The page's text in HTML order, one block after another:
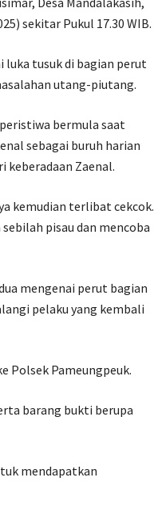
sekitar Pukul 17.30 WIB.
luka tusuk di bagian perut
utang-piutang.
bermula saat
sebagai buruh harian
keberadaan Zaenal.
kemudian terlibat cekcok.
pisau dan mencoba
mengenai perut bagian
pelaku yang kembali
Polsek Pameungpeuk.
barang bukti berupa
mendapatkan